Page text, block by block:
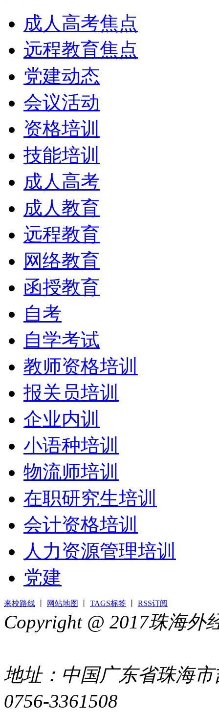
成人高考焦点
远程教育焦点
党建动态
会议活动
资格培训
技能培训
成人高考
成人教育
远程教育
网络教育
函授教育
自考
自学考试
教师资格培训
报关员培训
企业内训
小语种培训
物流师培训
在职研究生培训
会计资格培训
人力资源管理培训
党建
来校路线 网站地图 TAGS标签 RSS订阅
Copyright @ 2017珠海
地址：中国广东省珠海
0756-3361508